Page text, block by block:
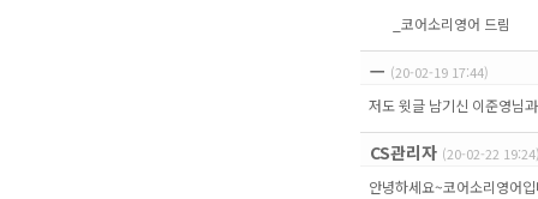
_코어소리영어 드림
ㅡ (20-02-19 17:44)
저도 윗글 남기신 이준영님
CS관리자 (20-02-22
안녕하세요~코어소리영어